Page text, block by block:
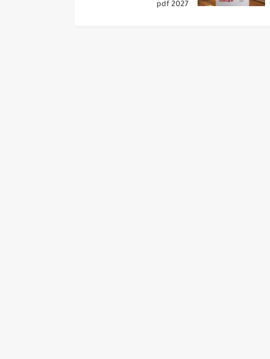
2027 pdf